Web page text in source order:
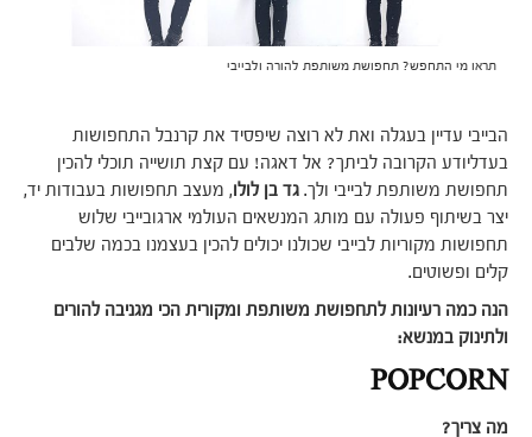
תראו מי התחפש? תחפושת משותפת להורה ולבייבי
הבייבי עדיין בעגלה ואת לא רוצה שיפסיד את קרנבל התחפושות
בעדליודע הקרובה לביתך? אל דאגה! עם קצת תושייה תוכלי להכין
תחפושת משותפת לבייבי ולך. גד בן לולו, מעצב תחפושות בעבודות יד,
יצר בשיתוף פעולה עם מותג המנשאים העולמי ארגובייבי שלוש
תחפושות מקוריות לבייבי שכולנו יכולים להכין בעצמנו בכמה שלבים
קלים ופשוטים.
הנה כמה רעיונות לתחפושת משותפת ומקורית הכי מגניבה להורים
ולתינוק במנשא:
POPCORN
מה צריך?